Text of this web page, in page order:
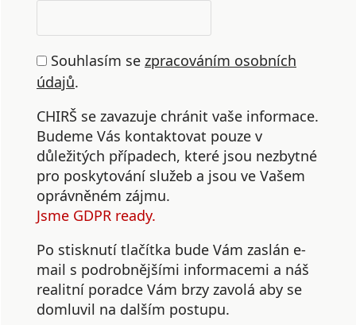
Souhlasím se zpracováním osobních
údajů.
CHIRŠ se zavazuje chránit vaše informace.
Budeme Vás kontaktovat pouze v
důležitých případech, které jsou nezbytné
pro poskytování služeb a jsou ve Vašem
oprávněném zájmu.
Jsme GDPR ready.
Po stisknutí tlačítka bude Vám zaslán e-
mail s podrobnějšími informacemi a náš
realitní poradce Vám brzy zavolá aby se
domluvil na dalším postupu.